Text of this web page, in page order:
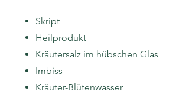
Skript
Heilprodukt
Kräutersalz im hübschen Glas
Imbiss
Kräuter-Blütenwasser